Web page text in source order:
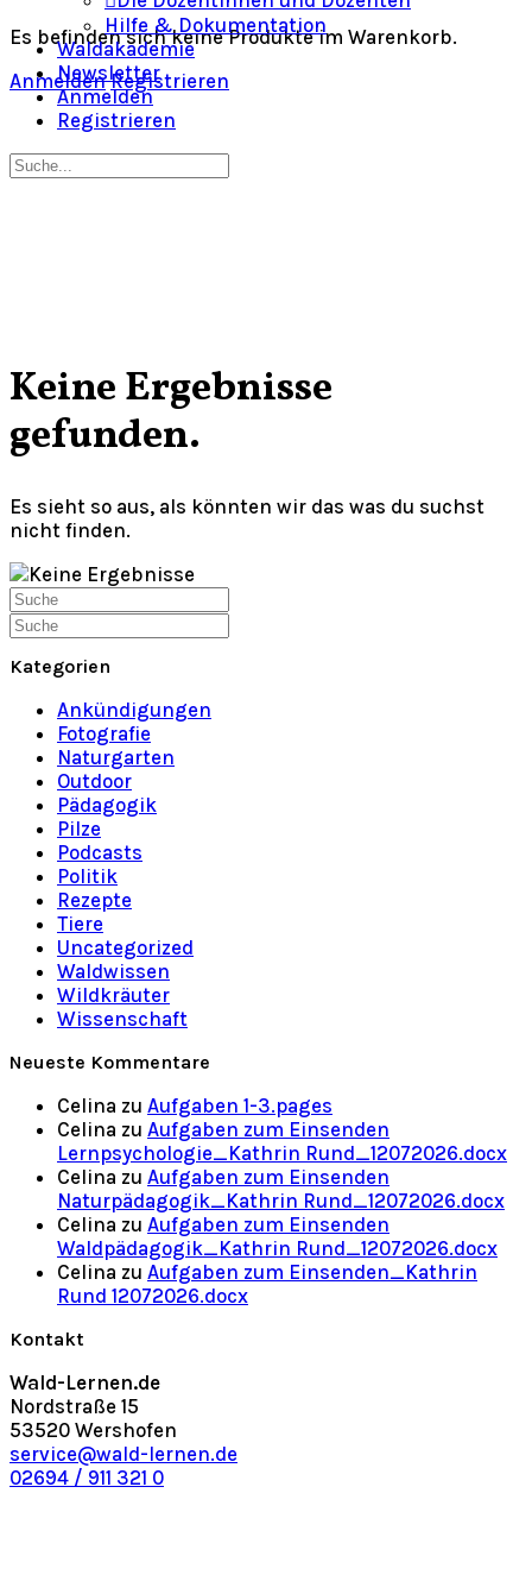
Es befinden sich keine Produkte im Warenkorb.
Anmelden Registrieren
Hilfe & Dokumentation
Waldakademie
Newsletter
Anmelden
Registrieren
Suche
Keine Ergebnisse
gefunden.
Es sieht so aus, als könnten wir das was du suchst
nicht finden.
Suche
nach:
Suche
Kategorien
Ankündigungen
Fotografie
Naturgarten
Outdoor
Pädagogik
Pilze
Podcasts
Politik
Rezepte
Tiere
Uncategorized
Waldwissen
Wildkräuter
Wissenschaft
Neueste Kommentare
Celina zu Aufgaben 1-3.pages
Celina zu Aufgaben zum Einsenden
Lernpsychologie_Kathrin Rund_12072026.docx
Celina zu Aufgaben zum Einsenden
Naturpädagogik_Kathrin Rund_12072026.docx
Celina zu Aufgaben zum Einsenden
Waldpädagogik_Kathrin Rund_12072026.docx
Celina zu Aufgaben zum Einsenden_Kathrin
Rund 12072026.docx
Kontakt
Wald-Lernen.de
Nordstraße 15
53520 Wershofen
service@wald-lernen.de
02694 / 911 321 0